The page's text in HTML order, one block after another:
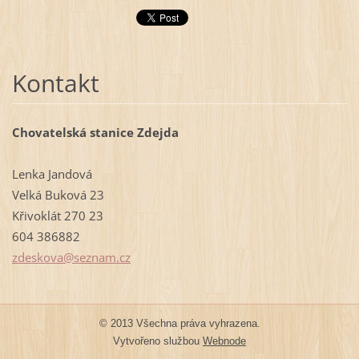
Kontakt
Chovatelská stanice Zdejda
Lenka Jandová
Velká Buková 23
Křivoklát 270 23
604 386882
zdeskova@seznam.cz
© 2013 Všechna práva vyhrazena.
Vytvořeno službou Webnode